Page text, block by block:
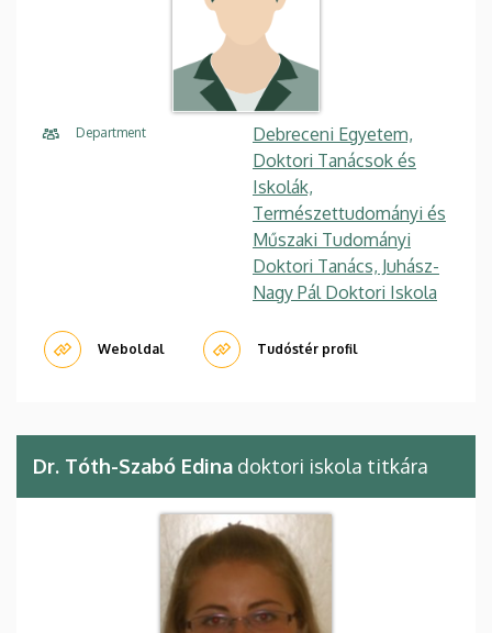
Department
Debreceni Egyetem,
Doktori Tanácsok és
Iskolák,
Természettudományi és
Műszaki Tudományi
Doktori Tanács, Juhász-
Nagy Pál Doktori Iskola
Weboldal Tudóstér profil
Dr. Tóth-Szabó Edina doktori iskola titkára